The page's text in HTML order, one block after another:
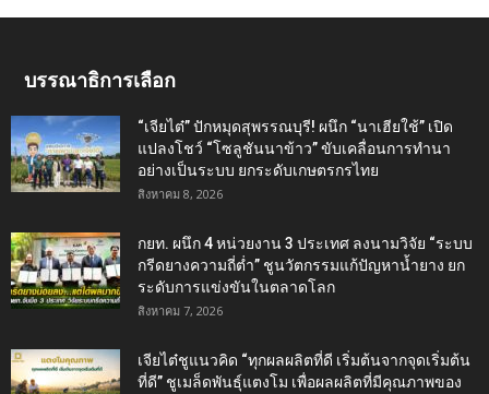
บรรณาธิการเลือก
“เจียไต๋” ปักหมุดสุพรรณบุรี! ผนึก “นาเฮียใช้” เปิด
แปลงโชว์ “โซลูชันนาข้าว” ขับเคลื่อนการทำนา
อย่างเป็นระบบ ยกระดับเกษตรกรไทย
สิงหาคม 8, 2026
กยท. ผนึก 4 หน่วยงาน 3 ประเทศ ลงนามวิจัย “ระบบ
กรีดยางความถี่ต่ำ” ชูนวัตกรรมแก้ปัญหาน้ำยาง ยก
ระดับการแข่งขันในตลาดโลก
สิงหาคม 7, 2026
เจียไต๋ชูแนวคิด “ทุกผลผลิตที่ดี เริ่มต้นจากจุดเริ่มต้น
ที่ดี” ชูเมล็ดพันธุ์แตงโม เพื่อผลผลิตที่มีคุณภาพของ